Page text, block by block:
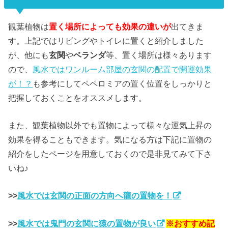
観葉植物は置く場所によっても効果の違いが出てきま
す。上記ではリビングやトイレに置くと紹介しました
が、他にも玄関やベランダ等、置く場所は様々あります
ので、 風水ではワンルーム部屋の玄関の配置で開運効果
が！？ も参考にしてペペロミアの置く位置をしっかりと
把握しておくことをオススメします。
また、観葉植物以外でも置物によって様々な運気上昇の
効果を得ることもできます。気になる方は下記に置物の
紹介をしたページを用意しておくので是非見てみて下さ
いね♪
>>風水では玄関の正面の方向へ龍の置物を！
>>風水では鬼門の玄関に猿の置物が良い
※おすすめ記